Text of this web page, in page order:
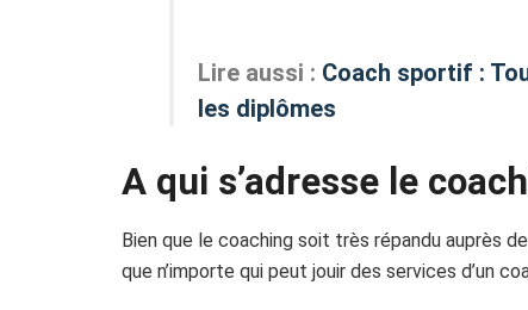
Lire aussi : Coach sportif :
les diplômes
A qui s’adresse le
Bien que le coaching soit très répandu auprès
que n’importe qui peut jouir des services d’un